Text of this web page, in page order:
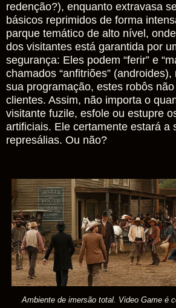
redenção?), enquanto extravasa
básicos reprimidos de forma
parque temático de alto nível,
dos visitantes está garantida por
segurança: Eles podem “ferir” e
chamados “anfitriões”
sua programação, estes robôs
clientes. Assim, não importa o
visitante fuzile, esfole ou estupre
artificiais. Ele certamente estará a
represálias. Ou não?
Ambiente de imersão total. Video Game é